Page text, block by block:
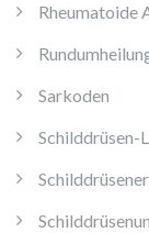
Rheumatoide
Sarkoden
Schilddrüsen-